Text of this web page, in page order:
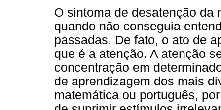
O sintoma de desatenção da
quando não conseguia
passadas. De fato, o ato de
que é a atenção. A atenção
concentração em
de aprendizagem dos mais
matemática ou português,